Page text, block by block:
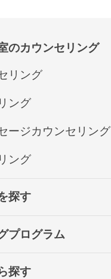
のカウンセリング
リング
ング
ージカウンセリング
ング
探す
プログラム
探す